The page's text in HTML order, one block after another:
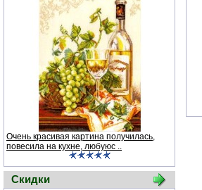
Очень красивая картина получилась,
повесила на кухне, любуюс ..
Скидки